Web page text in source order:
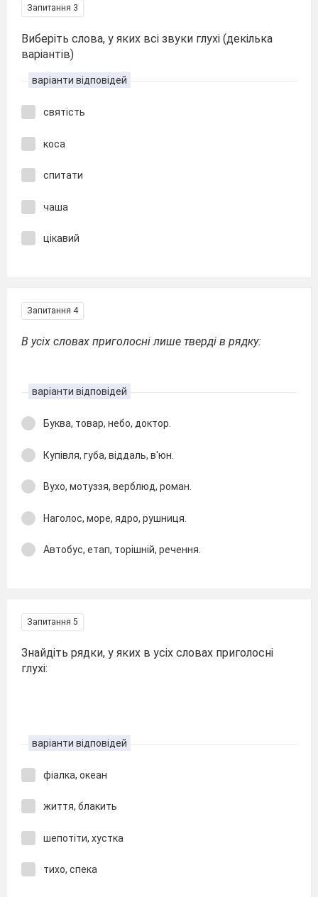
Запитання 3
Виберіть слова, у яких всі звуки глухі (декілька
варіантів)
варіанти відповідей
святість
коса
спитати
чаша
цікавий
Запитання 4
В усіх словах приголосні лише тверді в рядку:
варіанти відповідей
Буква, товар, небо, доктор.
Купівля, губа, віддаль, в'юн.
Вухо, мотуззя, верблюд, роман.
Наголос, море, ядро, рушниця.
Автобус, етап, торішній, речення.
Запитання 5
Знайдіть рядки, у яких в усіх словах приголосні
глухі:
варіанти відповідей
фіалка, океан
життя, блакить
шепотіти, хустка
тихо, спека